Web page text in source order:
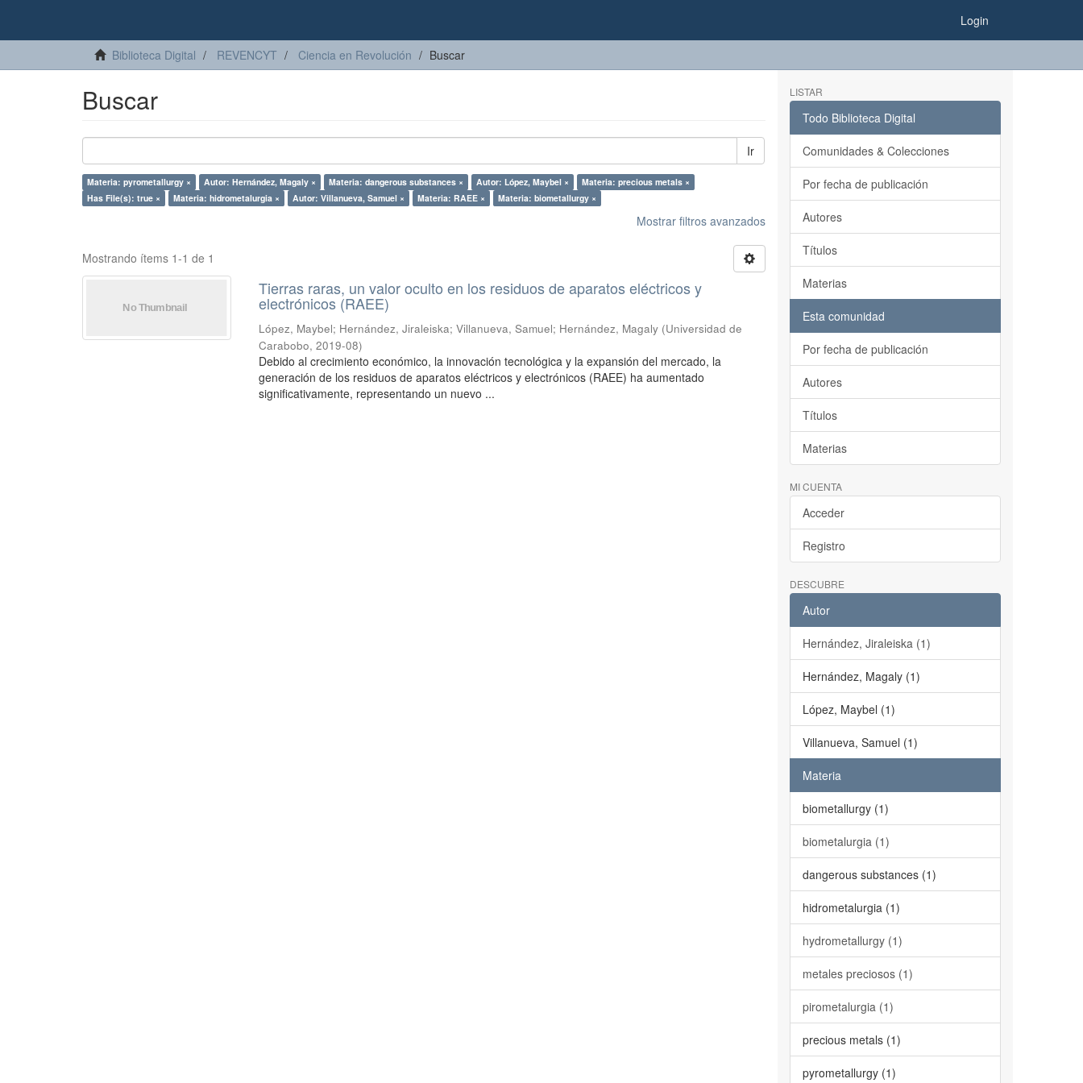
Login
Biblioteca Digital REVENCYT Ciencia en Revolución Buscar
Buscar
Ir
Materia: pyrometallurgy × Autor: Hernández, Magaly × Materia: dangerous substances × Autor: López, Maybel ×
Materia: precious metals ×
Has File(s): true ×
Materia: hidrometalurgia × Autor: Villanueva, Samuel × Materia: RAEE × Materia: biometallurgy ×
Mostrar filtros avanzados
Mostrando ítems 1-1 de 1
Tierras raras, un valor oculto en los residuos de aparatos eléctricos y
electrónicos (RAEE)
López, Maybel; Hernández, Jiraleiska;Villanueva, Samuel; Hernández, Magaly (Universidad de
Carabobo,2019-08)
Debido al crecimiento económico, la innovación tecnológica y la expansión del mercado, la
generación de los residuos de aparatos eléctricos y electrónicos (RAEE) ha aumentado
significativamente, representando un nuevo ...
LISTAR
Todo Biblioteca Digital
Comunidades & Colecciones
Por fecha de publicación
Autores
Títulos
Materias
Esta comunidad
Por fecha de publicación
Autores
Títulos
Materias
MI CUENTA
Acceder
Registro
DESCUBRE
Autor
Hernández, Jiraleiska (1)
Hernández, Magaly (1)
López, Maybel (1)
Villanueva, Samuel (1)
Materia
biometallurgy (1)
biometalurgia (1)
dangerous substances (1)
hidrometalurgia (1)
hydrometallurgy (1)
metales preciosos (1)
pirometalurgia (1)
precious metals (1)
pyrometallurgy (1)